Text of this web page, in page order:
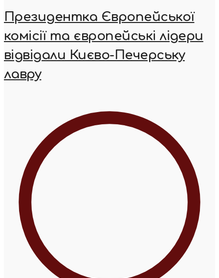
Президентка Європейської
комісії та європейські лідери
відвідали Києво-Печерську
лавру